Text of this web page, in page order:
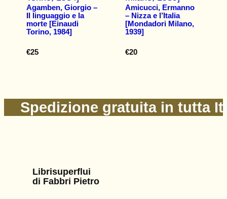
Agamben, Giorgio –
Il linguaggio e la
morte [Einaudi
Torino, 1984]
€25
Amicucci, Ermanno
– Nizza e l’Italia
[Mondadori Milano,
1939]
€20
Spedizione gratuita in tutta
Librisuperflui
di Fabbri Pietro